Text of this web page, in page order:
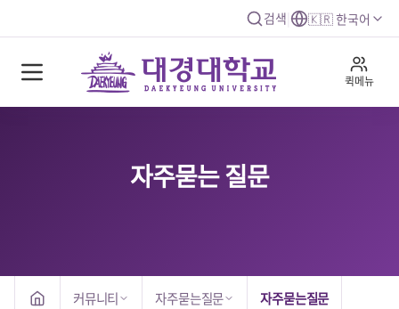
검색 🇰🇷 한국어
퀵메뉴
자주묻는 질문
커뮤니티 자주묻는질문 자주묻는질문